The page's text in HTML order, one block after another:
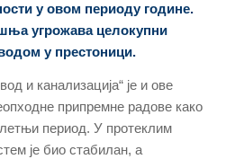
у овом периоду године.
угрожава целокупни
у престоници.
и канализација“ је и ове
припремне радове како
период. У протеклим
је био стабилан, а